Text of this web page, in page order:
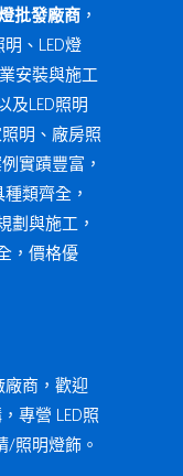
批發廠商 ，
、LED燈
安裝與施工
及LED照明
明、廠房照
實蹟豐富，
類齊全，
劃與施工，
，價格優
廠商，歡迎
專營 LED照
/照明燈飾。